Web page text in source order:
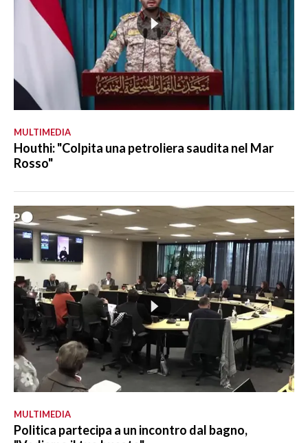
MULTIMEDIA
Houthi: "Colpita una petroliera saudita nel Mar
Rosso"
MULTIMEDIA
Politica partecipa a un incontro dal bagno,